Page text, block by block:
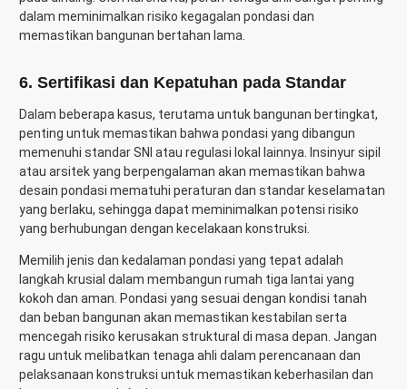
dalam meminimalkan risiko kegagalan pondasi dan
memastikan bangunan bertahan lama.
6. Sertifikasi dan Kepatuhan pada Standar
Dalam beberapa kasus, terutama untuk bangunan bertingkat,
penting untuk memastikan bahwa pondasi yang dibangun
memenuhi standar SNI atau regulasi lokal lainnya. Insinyur sipil
atau arsitek yang berpengalaman akan memastikan bahwa
desain pondasi mematuhi peraturan dan standar keselamatan
yang berlaku, sehingga dapat meminimalkan potensi risiko
yang berhubungan dengan kecelakaan konstruksi.
Memilih jenis dan kedalaman pondasi yang tepat adalah
langkah krusial dalam membangun rumah tiga lantai yang
kokoh dan aman. Pondasi yang sesuai dengan kondisi tanah
dan beban bangunan akan memastikan kestabilan serta
mencegah risiko kerusakan struktural di masa depan. Jangan
ragu untuk melibatkan tenaga ahli dalam perencanaan dan
pelaksanaan konstruksi untuk memastikan keberhasilan dan